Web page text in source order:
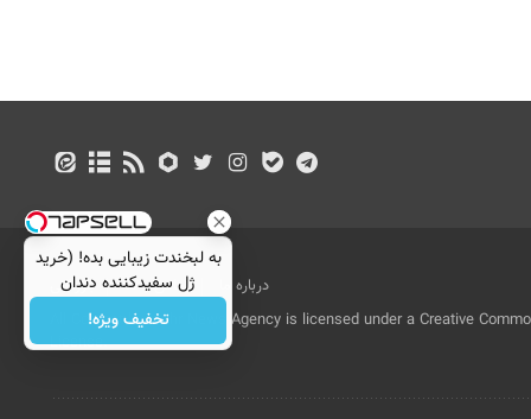
درباره ما تماس با ما
بازرگانی
All Content by Mehr News Agency is licensed under a Creative
License.
به لبخندت زیبایی بده! (خرید
ژل سفیدکننده دندان
با40%تخفیف)تخفیف ویژه!